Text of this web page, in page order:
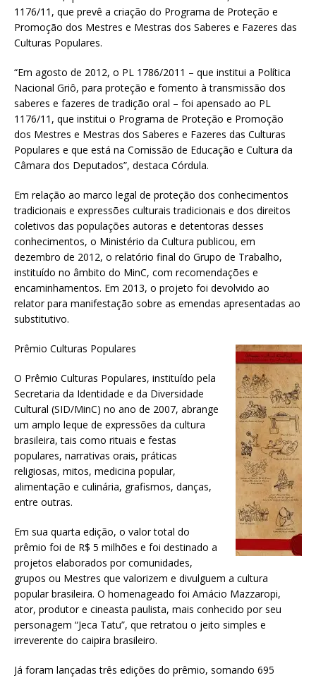
1176/11, que prevê a criação do Programa de Proteção e
Promoção dos Mestres e Mestras dos Saberes e Fazeres das
Culturas Populares.
“Em agosto de 2012, o PL 1786/2011 – que institui a Política
Nacional Griô, para proteção e fomento à transmissão dos
saberes e fazeres de tradição oral – foi apensado ao PL
1176/11, que institui o Programa de Proteção e Promoção
dos Mestres e Mestras dos Saberes e Fazeres das Culturas
Populares e que está na Comissão de Educação e Cultura da
Câmara dos Deputados”, destaca Córdula.
Em relação ao marco legal de proteção dos conhecimentos
tradicionais e expressões culturais tradicionais e dos direitos
coletivos das populações autoras e detentoras desses
conhecimentos, o Ministério da Cultura publicou, em
dezembro de 2012, o relatório final do Grupo de Trabalho,
instituído no âmbito do MinC, com recomendações e
encaminhamentos. Em 2013, o projeto foi devolvido ao
relator para manifestação sobre as emendas apresentadas ao
substitutivo.
Prêmio Culturas Populares
O Prêmio Culturas Populares, instituído pela
Secretaria da Identidade e da Diversidade
Cultural (SID/MinC) no ano de 2007, abrange
um amplo leque de expressões da cultura
brasileira, tais como rituais e festas
populares, narrativas orais, práticas
religiosas, mitos, medicina popular,
alimentação e culinária, grafismos, danças,
entre outras.
Em sua quarta edição, o valor total do
prêmio foi de R$ 5 milhões e foi destinado a
projetos elaborados por comunidades,
grupos ou Mestres que valorizem e divulguem a cultura
popular brasileira. O homenageado foi Amácio Mazzaropi,
ator, produtor e cineasta paulista, mais conhecido por seu
personagem “Jeca Tatu”, que retratou o jeito simples e
irreverente do caipira brasileiro.
Já foram lançadas três edições do prêmio, somando 695